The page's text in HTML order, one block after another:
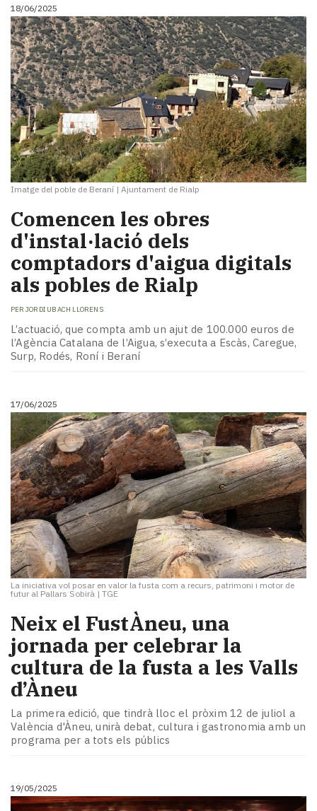
18/06/2025
Imatge del poble de Beraní | Ajuntament de Rialp
Comencen les obres
d'instal·lació dels
comptadors d'aigua digitals
als pobles de Rialp
PER JORDI UBACH LLORENS
L’actuació, que compta amb un ajut de 100.000 euros de
l’Agència Catalana de l’Aigua, s’executa a Escàs, Caregue,
Surp, Rodés, Roní i Beraní
17/06/2025
La iniciativa vol posar en valor la fusta com a recurs, patrimoni i motor de
futur al Pallars Sobirà | TGE
Neix el FustÀneu, una
jornada per celebrar la
cultura de la fusta a les Valls
d’Àneu
La primera edició, que tindrà lloc el pròxim 12 de juliol a
València d'Àneu, unirà debat, cultura i gastronomia amb un
programa per a tots els públics
19/05/2025